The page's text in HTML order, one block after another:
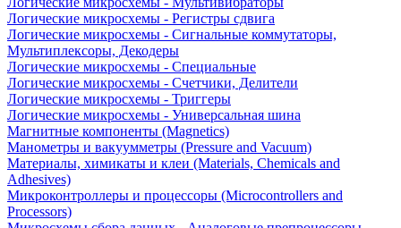
Логические микросхемы - Регистры сдвига
Логические микросхемы - Сигнальные коммутаторы,
Мультиплексоры, Декодеры
Логические микросхемы - Специальные
Логические микросхемы - Счетчики, Делители
Логические микросхемы - Триггеры
Логические микросхемы - Универсальная шина
Магнитные компоненты (Magnetics)
Манометры и вакуумметры (Pressure and Vacuum)
Материалы, химикаты и клеи (Materials, Chemicals and
Adhesives)
Микроконтроллеры и процессоры (Microcontrollers and
Processors)